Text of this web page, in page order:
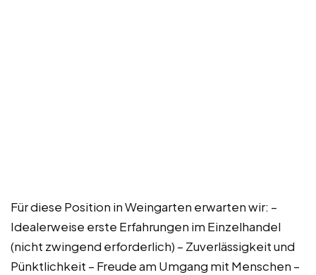
Für diese Position in Weingarten erwarten wir: –
Idealerweise erste Erfahrungen im Einzelhandel
(nicht zwingend erforderlich) – Zuverlässigkeit und
Pünktlichkeit – Freude am Umgang mit Menschen –